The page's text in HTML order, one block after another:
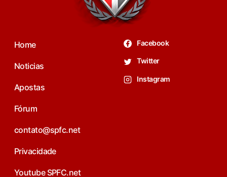
Home
Noticias
Apostas
Fórum
contato@spfc.net
Privacidade
Youtube SPFC.net
Facebook
Twitter
Instagram